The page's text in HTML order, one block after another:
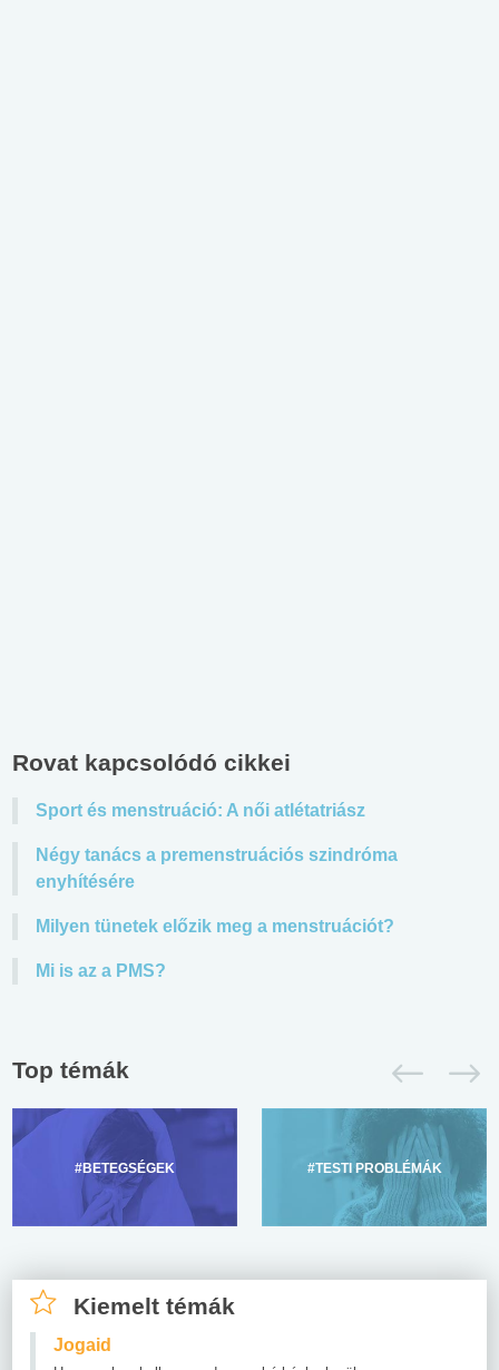
Rovat kapcsolódó cikkei
Sport és menstruáció: A női atlétatriász
Négy tanács a premenstruációs szindróma
enyhítésére
Milyen tünetek előzik meg a menstruációt?
Mi is az a PMS?
Top témák
#BETEGSÉGEK #TESTI PROBLÉMÁK
Kiemelt témák
Jogaid